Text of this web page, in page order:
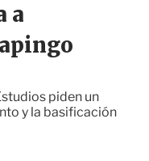
o
r
a
piden un
y la basificación